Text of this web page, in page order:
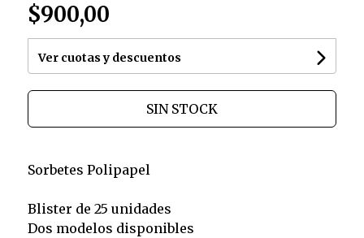
$900,00
Ver cuotas y descuentos
SIN STOCK
Sorbetes Polipapel
Blister de 25 unidades
Dos modelos disponibles